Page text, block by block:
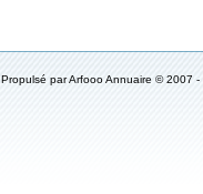
Propulsé parArfooo Annuaire © 2007